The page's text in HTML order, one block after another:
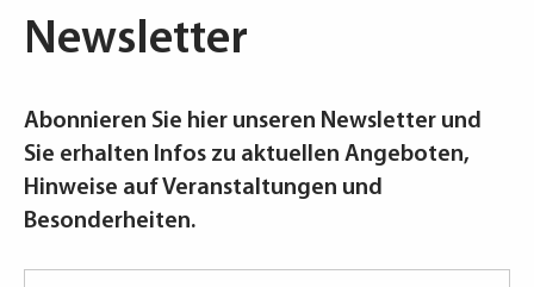
Newsletter
Abonnieren Sie hier unseren Newsletter und
Sie erhalten Infos zu aktuellen Angeboten,
Hinweise auf Veranstaltungen und
Besonderheiten.